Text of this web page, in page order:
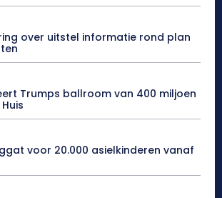
over uitstel informatie rond plan
Trumps ballroom van 400 miljoen
voor 20.000 asielkinderen vanaf